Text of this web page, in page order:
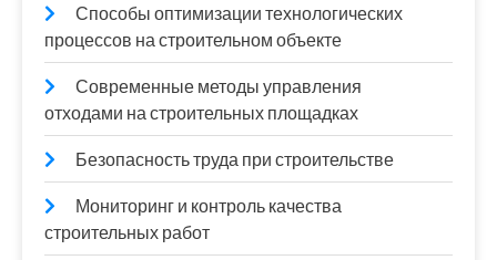
Способы оптимизации технологических
процессов на строительном объекте
Современные методы управления
отходами на строительных площадках
Безопасность труда при строительстве
Мониторинг и контроль качества
строительных работ